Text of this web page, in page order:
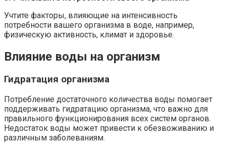
Учтите факторы, влияющие на интенсивность
потребности вашего организма в воде, например,
физическую активность, климат и здоровье.
Влияние воды на организм
Гидратация организма
Потребление достаточного количества воды помогает
поддерживать гидратацию организма, что важно для
правильного функционирования всех систем органов.
Недостаток воды может привести к обезвоживанию и
различным заболеваниям.